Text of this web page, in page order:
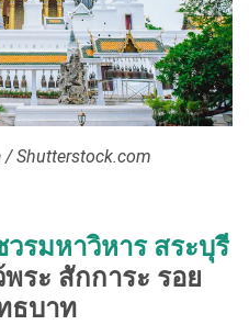
/ Shutterstock.com
รมหาวิหาร สระบุรี
ระ สักการะ รอย
ธบาท